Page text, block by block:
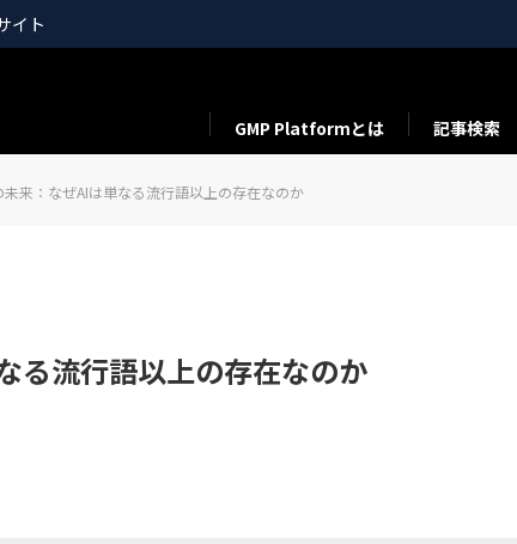
イト
GMP Platformとは 記事検索
未来：なぜAIは単なる流行語以上の存在なのか
る流行語以上の存在なのか